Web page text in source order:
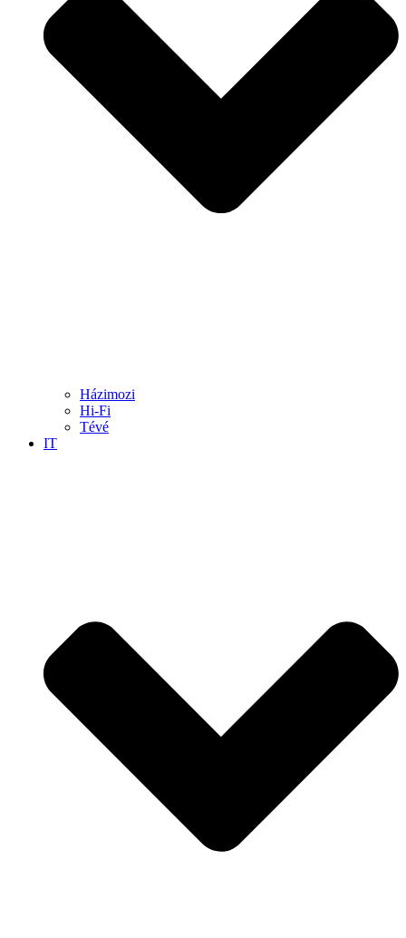
Házimozi
Hi-Fi
Tévé
IT